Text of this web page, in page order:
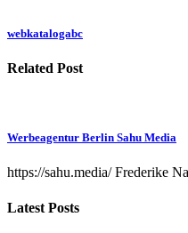
webkatalogabc
Related Post
Werbeagentur Berlin Sahu Media
https://sahu.media/ Frederike
Latest Posts